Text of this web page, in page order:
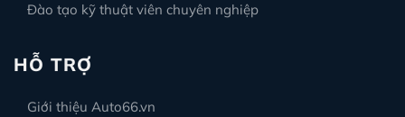
Đào tạo kỹ thuật viên chuyên nghiệp
HỖ TRỢ
Giới thiệu Auto66.vn